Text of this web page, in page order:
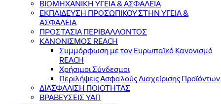
ΒΙΟΜΗΧΑΝΙΚΗ ΥΓΕΙΑ & ΑΣΦΑΛΕΙΑ
ΕΚΠΑΙΔΕΥΣΗ ΠΡΟΣΩΠΙΚΟΥ ΣΤΗΝ ΥΓΕΙΑ &
ΑΣΦΑΛΕΙΑ
ΠΡΟΣΤΑΣΙΑ ΠΕΡΙΒΑΛΛΟΝΤΟΣ
ΚΑΝΟΝΙΣΜΟΣ REACH
Συμμόρφωση με τον Ευρωπαϊκό Κανονισμό
REACH
Χρήσιμοι Σύνδεσμοι
Περιλήψεις Ασφαλούς Διαχείρισης Προϊόντων
ΔΙΑΣΦΑΛΙΣΗ ΠΟΙΟΤΗΤΑΣ
ΒΡΑΒΕΥΣΕΙΣ ΥΑΠ